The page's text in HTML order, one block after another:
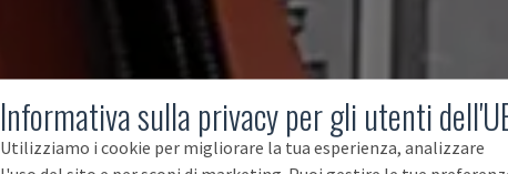
Informativa sulla privacy per gli utenti
Utilizziamo i cookie per migliorare la tua esperienza, analizzare